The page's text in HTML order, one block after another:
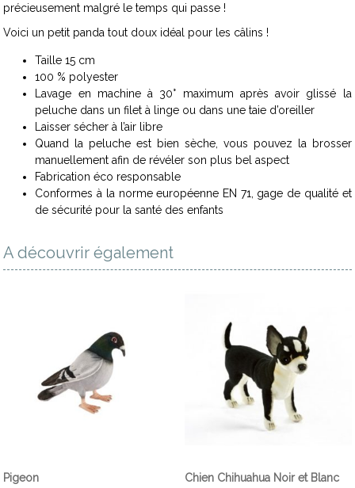
précieusement malgré le temps qui passe !
Voici un petit panda tout doux idéal pour les câlins !
Taille 15 cm
100 % polyester
Lavage en machine à 30° maximum après avoir glissé la
peluche dans un filet à linge ou dans une taie d’oreiller
Laisser sécher à l’air libre
Quand la peluche est bien sèche, vous pouvez la brosser
manuellement afin de révéler son plus bel aspect
Fabrication éco responsable
Conformes à la norme européenne EN 71, gage de qualité et
de sécurité pour la santé des enfants
A découvrir également
Pigeon Chien Chihuahua Noir et Blanc